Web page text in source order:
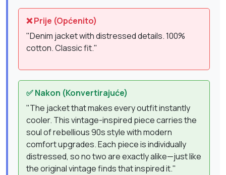
❌ Prije (Općenito)
"Denim jacket with distressed details. 100%
cotton. Classic fit."
✅ Nakon (Konvertirajuće)
"The jacket that makes every outfit instantly
cooler. This vintage-inspired piece carries the
soul of rebellious 90s style with modern
comfort upgrades. Each piece is individually
distressed, so no two are exactly alike—just like
the original vintage finds that inspired it."